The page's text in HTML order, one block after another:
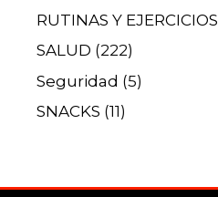
RUTINAS Y EJERCICIOS
SALUD (222)
Seguridad (5)
SNACKS (11)